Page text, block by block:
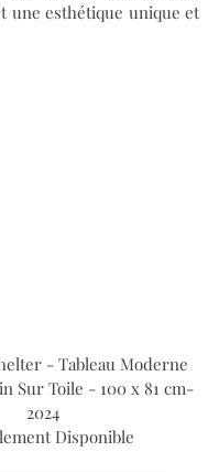
une esthétique unique et
- Tableau Moderne
Sur Toile - 100 x 81 cm-
2024
Disponible